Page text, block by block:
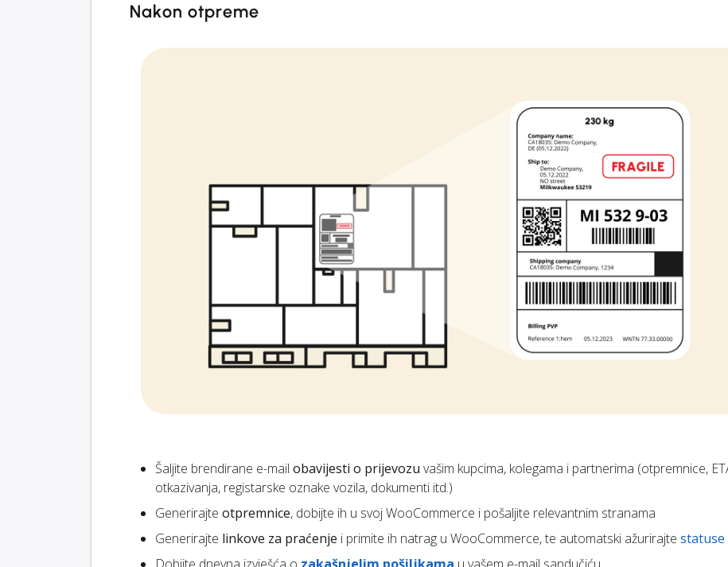
Nakon otpreme
Šaljite brendirane e-mail obavijesti o prijevozu vašim kupcima, kolegama i partnerima (otpremnice,
otkazivanja, registarske oznake vozila, dokumenti itd.)
Generirajte otpremnice, dobijte ih u svoj WooCommerce i pošaljite relevantnim stranama
Generirajte linkove za praćenje i primite ih natrag u WooCommerce, te automatski ažurirajte